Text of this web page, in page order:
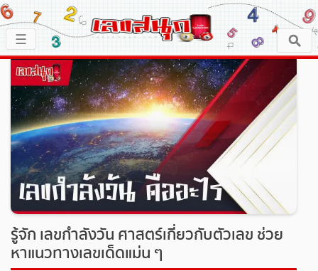
หน้าหลัก
เลขเด็ด
ตรวจเลขสนุก
เลขสนุกมงคล
เลขสนุกคนดัง
เลขสนุกความเชื่อ
×
☰
รู้จัก เลขกำลังวัน ศาสตร์เกี่ยวกับตัวเลข ช่วย
หาแนวทางเลขเด็ดแม่น ๆ
x ปิดโฆษณา